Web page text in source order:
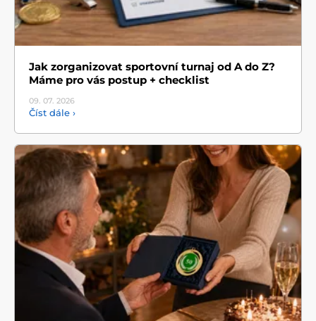
Jak zorganizovat sportovní turnaj od A do Z?
Máme pro vás postup + checklist
09. 07. 2026
Číst dále ›